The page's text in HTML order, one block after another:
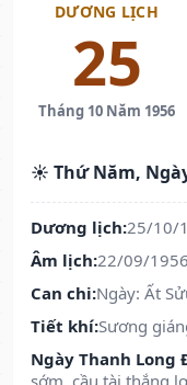
DƯƠNG LỊCH
25
Tháng 10 Năm 1956
☀️ Thứ Năm,
Dương lịch:25/10/
Âm lịch:22/09/1956
Can chi:Ngày: Ất
Tiết khí:Sương
Ngày Thanh Long